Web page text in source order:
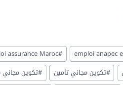
emploi anapec
#
assurance Maroc
#تكوين مجاني تأمين #تكوين